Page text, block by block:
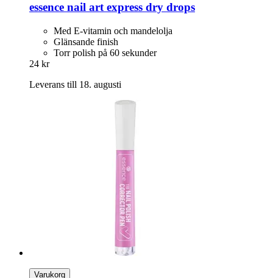
essence nail art express dry drops
Med E-vitamin och mandelolja
Glänsande finish
Torr polish på 60 sekunder
24 kr
Leverans till 18. augusti
Varukorg